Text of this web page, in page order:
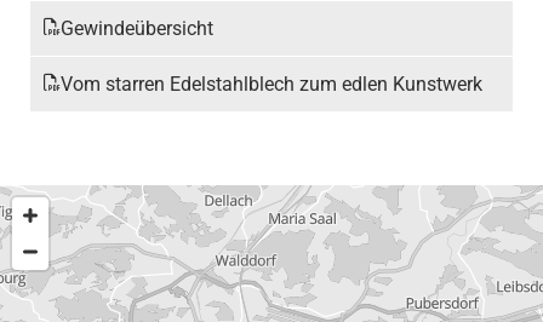
Gewindeübersicht
Vom starren Edelstahlblech zum edlen Kunstwerk